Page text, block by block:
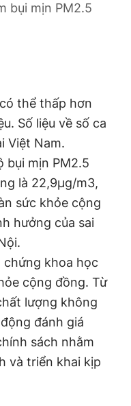
bụi mịn PM2.5
thể thấp hơn
Số liệu về số ca
Việt Nam.
bụi mịn PM2.5
là 22,9µg/m3,
sức khỏe cộng
hưởng của sai
chứng khoa học
cộng đồng. Từ
lượng không
đánh giá
sách nhằm
và triển khai kịp